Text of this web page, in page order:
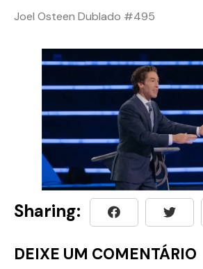
Joel Osteen Dublado #495
Sharing:
DEIXE UM COMENTÁRIO